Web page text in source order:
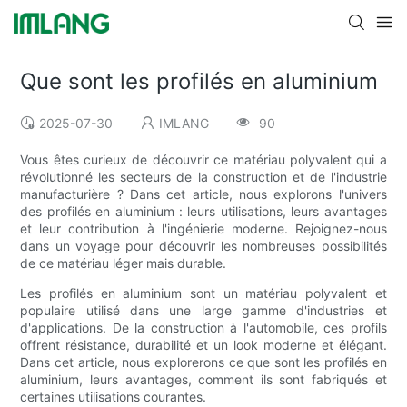
Que sont les profilés en aluminium
2025-07-30 IMLANG 90
Vous êtes curieux de découvrir ce matériau polyvalent qui a
révolutionné les secteurs de la construction et de l'industrie
manufacturière ? Dans cet article, nous explorons l'univers
des profilés en aluminium : leurs utilisations, leurs avantages
et leur contribution à l'ingénierie moderne. Rejoignez-nous
dans un voyage pour découvrir les nombreuses possibilités
de ce matériau léger mais durable.
Les profilés en aluminium sont un matériau polyvalent et
populaire utilisé dans une large gamme d'industries et
d'applications. De la construction à l'automobile, ces profils
offrent résistance, durabilité et un look moderne et élégant.
Dans cet article, nous explorerons ce que sont les profilés en
aluminium, leurs avantages, comment ils sont fabriqués et
certaines utilisations courantes.